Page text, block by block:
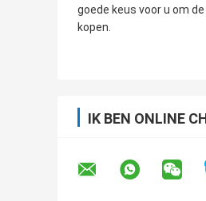
goede keus voor u om
kopen.
IK BEN ONLINE